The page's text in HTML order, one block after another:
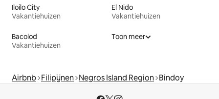
Iloilo City
Vakantiehuizen
El Nido
Vakantiehuizen
Bacolod
Vakantiehuizen
Toon meer
Airbnb Filipijnen Negros Island Region Bindoy